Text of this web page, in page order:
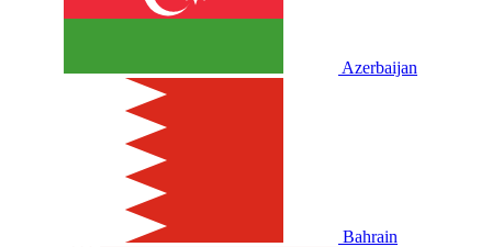
Azerbaijan
Bahrain